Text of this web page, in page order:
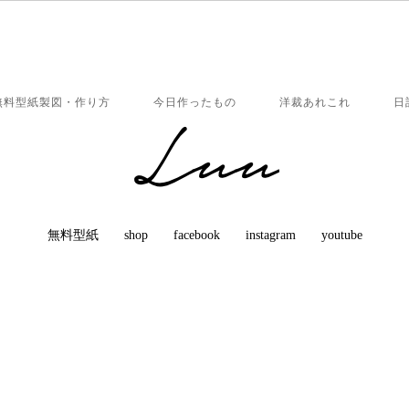
料型紙製図・作り方 今日作ったもの 洋裁あれこれ 日
無料型紙 shop facebook instagram youtube